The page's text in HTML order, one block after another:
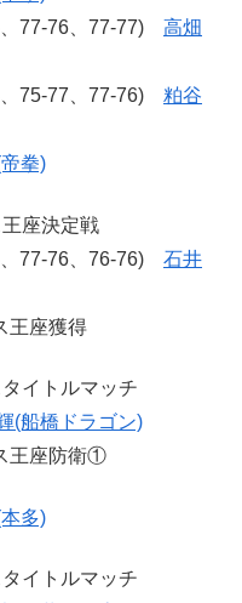
77-76、77-77) 高畑
75-77、77-76) 粕谷
拳)
座決定戦
77-76、76-76) 石井
王座獲得
イトルマッチ
(船橋ドラゴン)
王座防衛①
多)
イトルマッチ